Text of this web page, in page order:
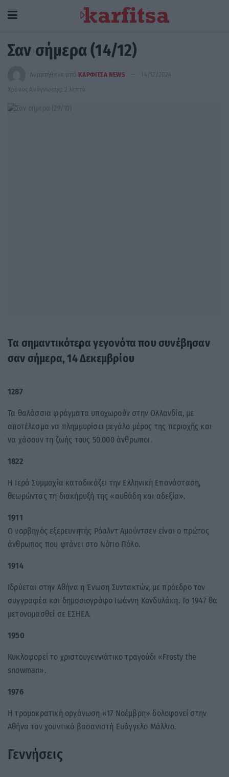
Σαν σήμερα (14/12)
Αναρτήθηκε από ΚΑΡΦΙΤΣΑ NEWS
14/12/2024
Χρόνος Ανάγνωσης: 2 λεπτά
Τα σημαντικότερα γεγονότα που συνέβησαν
σαν σήμερα, 14 Δεκεμβρίου
1287
Τα θαλάσσια φράγματα υποχωρούν στην Ολλανδία, με
αποτέλεσμα να πλημμυρίσει μεγάλο μέρος της περιοχής και
να χάσουν τη ζωής τους 50.000 άνθρωποι.
1822
Η Ιερά Συμμαχία καταδικάζει την Ελληνική Επανάσταση,
θεωρώντας τη διακήρυξή της «αυθάδη και αδεξία».
1911
Ο νορβηγός εξερευνητής Ρόαλντ Αμούντσεν είναι ο πρώτος
άνθρωπος που φτάνει στο Νότιο Πόλο.
1914
Ιδρύεται στην Αθήνα η Ένωση Συντακτών, με πρόεδρο τον
συγγραφέα και δημοσιογράφο Ιωάννη Κονδυλάκη. Το 1947 θα
μετονομασθεί σε ΕΣΗΕΑ.
1950
Κυκλοφορεί το χριστουγεννιάτικο τραγούδι «Frosty the
snowman».
1976
Η τρομοκρατική οργάνωση «17 Νοέμβρη» δολοφονεί στην
Αθήνα τον χουντικό βασανιστή Ευάγγελο Μάλλιο.
Γεννήσεις